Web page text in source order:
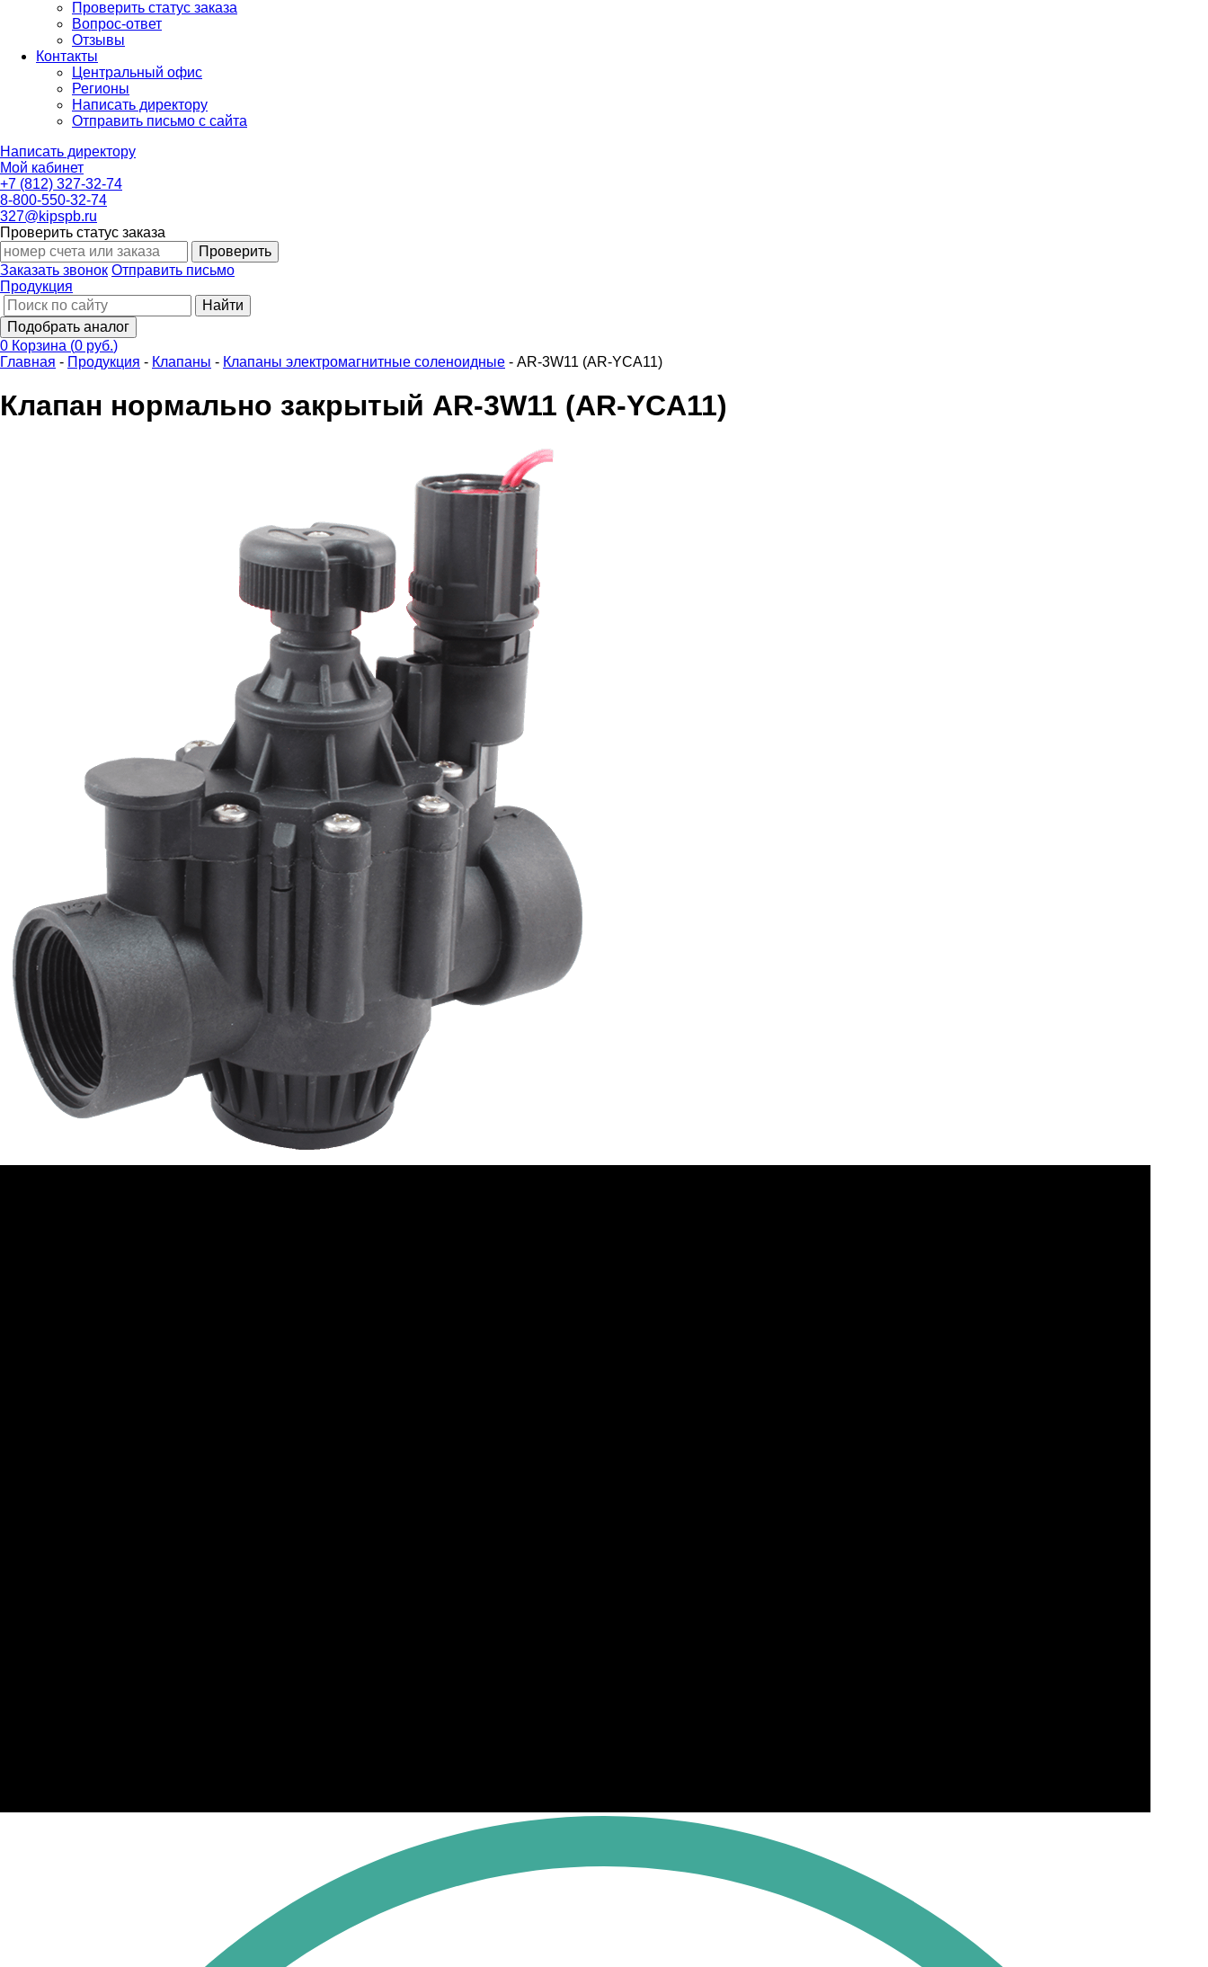
Проверить статус заказа
Вопрос-ответ
Отзывы
Контакты
Центральный офис
Регионы
Написать директору
Отправить письмо с сайта
Написать директору
Мой кабинет
+7 (812) 327-32-74
8-800-550-32-74
327@kipspb.ru
Проверить статус заказа
Проверить
Заказать звонок Отправить письмо
Продукция
Найти
Подобрать аналог
0 Корзина (0 руб.)
Главная - Продукция - Клапаны - Клапаны электромагнитные соленоидные - AR-3W11 (AR-YCA11)
Клапан нормально закрытый AR-3W11 (AR-YCA11)